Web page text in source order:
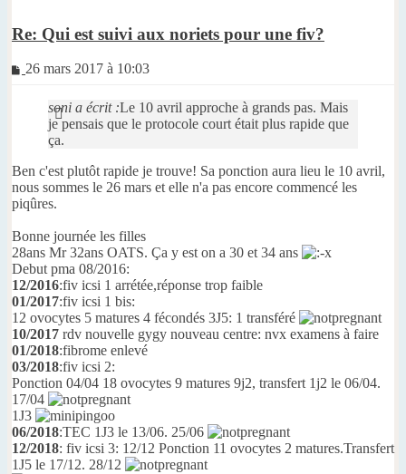
Re: Qui est suivi aux noriets pour une fiv?
Message
26 mars 2017 à 10:03
soni a écrit :Le 10 avril approche à grands pas. Mais
je pensais que le protocole court était plus rapide que
ça.
Ben c'est plutôt rapide je trouve! Sa ponction aura lieu le 10 avril,
nous sommes le 26 mars et elle n'a pas encore commencé les
piqûres.
Bonne journée les filles
28ans Mr 32ans OATS. Ça y est on a 30 et 34 ans
Debut pma 08/2016:
12/2016:fiv icsi 1 arrétée,réponse trop faible
01/2017:fiv icsi 1 bis:
12 ovocytes 5 matures 4 fécondés 3J5: 1 transféré
10/2017 rdv nouvelle gygy nouveau centre: nvx examens à faire
01/2018:fibrome enlevé
03/2018:fiv icsi 2:
Ponction 04/04 18 ovocytes 9 matures 9j2, transfert 1j2 le 06/04.
17/04
1J3
06/2018:TEC 1J3 le 13/06. 25/06
12/2018: fiv icsi 3: 12/12 Ponction 11 ovocytes 2 matures.Transfert
1J5 le 17/12. 28/12